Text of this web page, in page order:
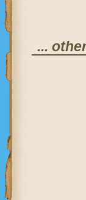
...